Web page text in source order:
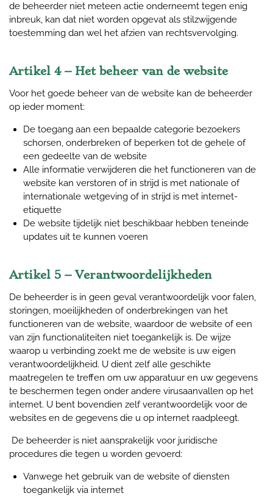
de beheerder niet meteen actie onderneemt tegen enig
inbreuk, kan dat niet worden opgevat als stilzwijgende
toestemming dan wel het afzien van rechtsvervolging.
Artikel 4 – Het beheer van de website
Voor het goede beheer van de website kan de beheerder
op ieder moment:
De toegang aan een bepaalde categorie bezoekers
schorsen, onderbreken of beperken tot de gehele of
een gedeelte van de website
Alle informatie verwijderen die het functioneren van de
website kan verstoren of in strijd is met nationale of
internationale wetgeving of in strijd is met internet-
etiquette
De website tijdelijk niet beschikbaar hebben teneinde
updates uit te kunnen voeren
Artikel 5 – Verantwoordelijkheden
De beheerder is in geen geval verantwoordelijk voor falen,
storingen, moeilijkheden of onderbrekingen van het
functioneren van de website, waardoor de website of een
van zijn functionaliteiten niet toegankelijk is. De wijze
waarop u verbinding zoekt me de website is uw eigen
verantwoordelijkheid. U dient zelf alle geschikte
maatregelen te treffen om uw apparatuur en uw gegevens
te beschermen tegen onder andere virusaanvallen op het
internet. U bent bovendien zelf verantwoordelijk voor de
websites en de gegevens die u op internet raadpleegt.
De beheerder is niet aansprakelijk voor juridische
procedures die tegen u worden gevoerd:
Vanwege het gebruik van de website of diensten
toegankelijk via internet